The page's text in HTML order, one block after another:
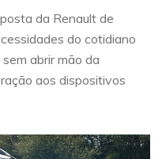
da Renault de
do cotidiano
abrir mão da
aos dispositivos